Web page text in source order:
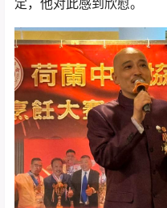
晚宴上，每位嘉宾都品尝
介绍了中厨协会代表队参
赛，中厨协会代表队克服
强手如林的队伍中独占鳌
参赛选手，特别是黄麒麟
华人的支持。他表示，这
中取得的最好成绩，显示
定，他对此感到欣慰。